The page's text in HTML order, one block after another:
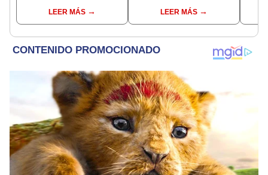
lo hermoso que es este
país"
LEER MÁS
en Marruecos
LEER MÁS